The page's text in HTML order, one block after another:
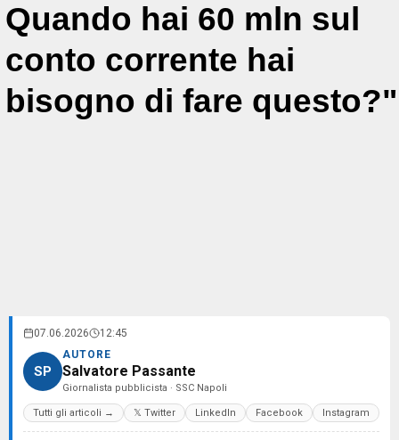
Quando hai 60 mln sul
conto corrente hai
bisogno di fare questo?"
07.06.2026 12:45
SP
AUTORE
Salvatore Passante
Giornalista pubblicista · SSC Napoli
Tutti gli articoli → 𝕏 Twitter LinkedIn Facebook Instagram